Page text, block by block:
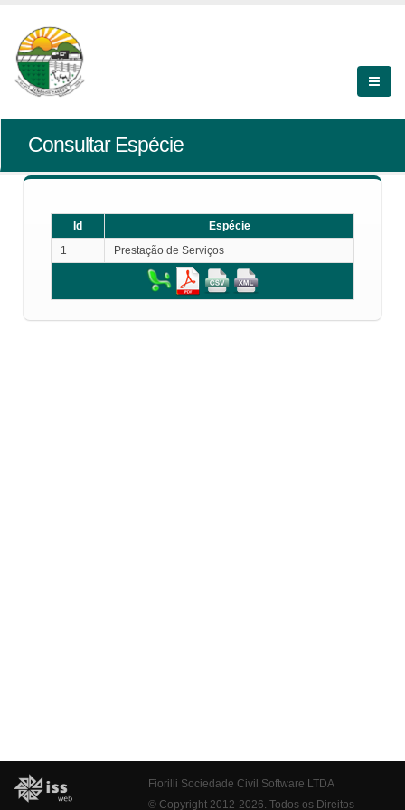
Consultar Espécie
Id
Espécie
1
Prestação de Serviços
Fiorilli Sociedade Civil Software LTDA
© Copyright 2012-2026. Todos os Direitos